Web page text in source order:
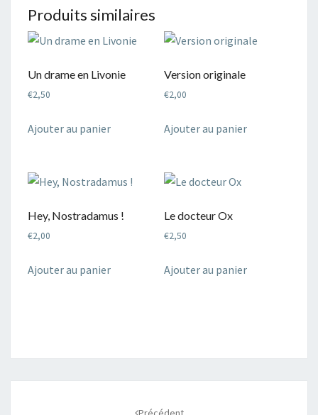
Produits similaires
Un drame en Livonie
€2,50
Ajouter au panier
Version originale
€2,00
Ajouter au panier
Hey, Nostradamus !
€2,00
Ajouter au panier
Le docteur Ox
€2,50
Ajouter au panier